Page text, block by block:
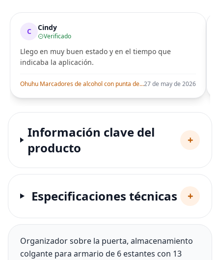
C Cindy
Verificado
Llego en muy buen estado y en el tiempo que
indicaba la aplicación.
Ohuhu Marcadores de alcohol con punta de pincel – Juego de marcadores artísticos de doble punta con certificación AP para artistas adultos27 de may de 2026
Información clave del
producto
+
Especificaciones técnicas +
Organizador sobre la puerta, almacenamiento
colgante para armario de 6 estantes con 13